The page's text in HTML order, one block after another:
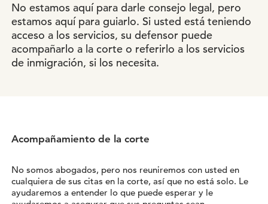
No estamos aquí para darle consejo legal, pero
estamos aquí para guiarlo. Si usted está teniendo
acceso a los servicios, su defensor puede
acompañarlo a la corte o referirlo a los servicios
de inmigración, si los necesita.
Acompañamiento de la corte
No somos abogados, pero nos reuniremos con usted en
cualquiera de sus citas en la corte, así que no está solo. Le
ayudaremos a entender lo que puede esperar y le